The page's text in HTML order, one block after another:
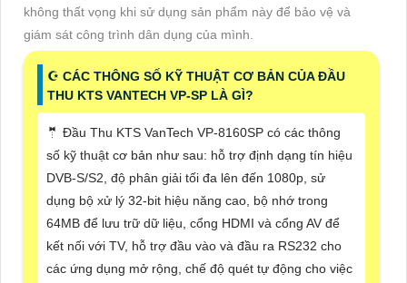
không thất vọng khi sử dụng sản phẩm này để bảo vệ và
giám sát công trình dân dụng của mình.
☪ CÁC THÔNG SỐ KỸ THUẬT CƠ BẢN CỦA ĐẦU
THU KTS VANTECH VP-SP LÀ GÌ?
🤵 Đầu Thu KTS VanTech VP-8160SP có các thông
số kỹ thuật cơ bản như sau: hỗ trợ định dạng tín hiệu
DVB-S/S2, độ phân giải tối đa lên đến 1080p, sử
dụng bộ xử lý 32-bit hiệu năng cao, bộ nhớ trong
64MB để lưu trữ dữ liệu, cổng HDMI và cổng AV để
kết nối với TV, hỗ trợ đầu vào và đầu ra RS232 cho
các ứng dụng mở rộng, chế độ quét tự động cho việc